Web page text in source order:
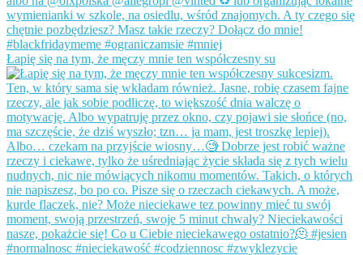
Łapię się na tym, że męczy mnie ten współczesny su